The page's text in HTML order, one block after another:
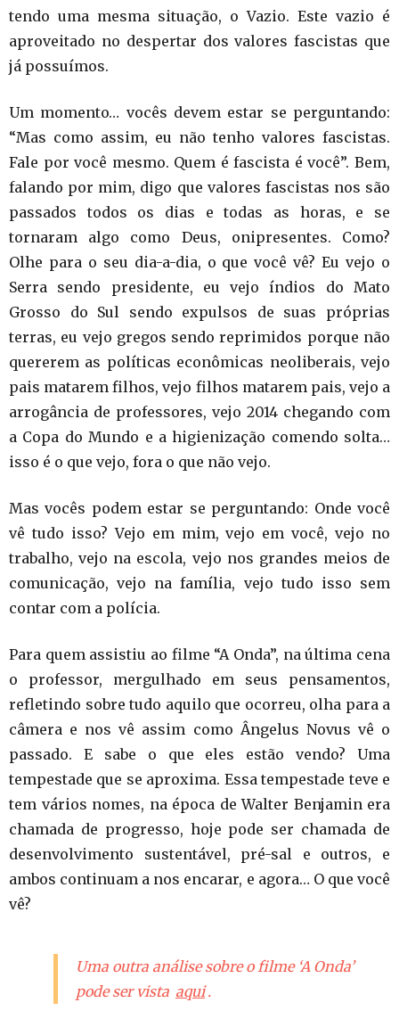
tendo uma mesma situação, o Vazio. Este vazio é
aproveitado no despertar dos valores fascistas que
já possuímos.
Um momento… vocês devem estar se perguntando:
“Mas como assim, eu não tenho valores fascistas.
Fale por você mesmo. Quem é fascista é você”. Bem,
falando por mim, digo que valores fascistas nos são
passados todos os dias e todas as horas, e se
tornaram algo como Deus, onipresentes. Como?
Olhe para o seu dia-a-dia, o que você vê? Eu vejo o
Serra sendo presidente, eu vejo índios do Mato
Grosso do Sul sendo expulsos de suas próprias
terras, eu vejo gregos sendo reprimidos porque não
quererem as políticas econômicas neoliberais, vejo
pais matarem filhos, vejo filhos matarem pais, vejo a
arrogância de professores, vejo 2014 chegando com
a Copa do Mundo e a higienização comendo solta…
isso é o que vejo, fora o que não vejo.
Mas vocês podem estar se perguntando: Onde você
vê tudo isso? Vejo em mim, vejo em você, vejo no
trabalho, vejo na escola, vejo nos grandes meios de
comunicação, vejo na família, vejo tudo isso sem
contar com a polícia.
Para quem assistiu ao filme “A Onda”, na última cena
o professor, mergulhado em seus pensamentos,
refletindo sobre tudo aquilo que ocorreu, olha para a
câmera e nos vê assim como Ângelus Novus vê o
passado. E sabe o que eles estão vendo? Uma
tempestade que se aproxima. Essa tempestade teve e
tem vários nomes, na época de Walter Benjamin era
chamada de progresso, hoje pode ser chamada de
desenvolvimento sustentável, pré-sal e outros, e
ambos continuam a nos encarar, e agora… O que você
vê?
Uma outra análise sobre o filme ‘A Onda’
pode ser vista aqui .